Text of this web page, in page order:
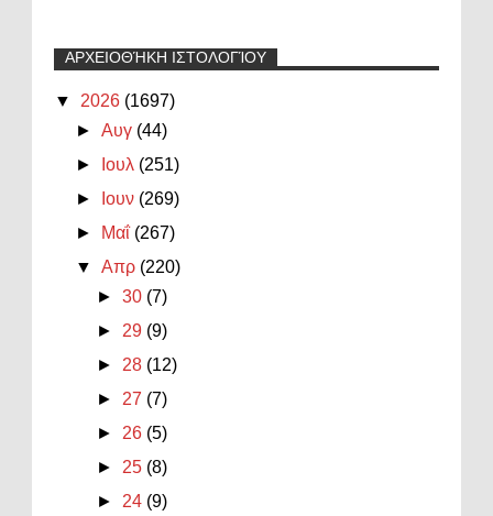
ΑΡΧΕΙΟΘΉΚΗ ΙΣΤΟΛΟΓΊΟΥ
▼ 2026 (1697)
►Αυγ (44)
►
Ιουλ (251)
►
Ιουν (269)
►
Μαΐ (267)
▼Απρ (220)
►30 (7)
► 29 (9)
► 28 (12)
► 27 (7)
► 26 (5)
► 25 (8)
► 24 (9)